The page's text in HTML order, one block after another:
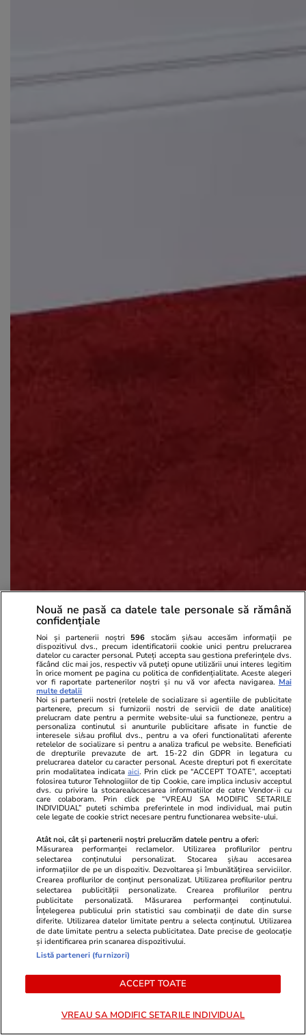
Paris Jackson
Abonați-vă laȘTIRILE
ZILEIpentru a fi la
curent cu cele mai noi
informații.
ABONEAZĂ-TE
cât se mai ferește să propună un premier: „Dacă
Nouă ne pasă ca datele tale personale să rămână
confidențiale
Noi și partenerii noștri 596 stocăm și/sau accesăm informații pe
dispozitivul dvs., precum identificatorii cookie unici pentru prelucrarea
datelor cu caracter personal. Puteți accepta sau gestiona preferințele dvs.
făcând clic mai jos, respectiv vă puteți opune utilizării unui interes legitim
în orice moment pe pagina cu politica de confidențialitate. Aceste alegeri
vor fi raportate partenerilor noștri și nu vă vor afecta navigarea. Mai
multe detalii
Noi si partenerii nostri (retelele de socializare si agentiile de publicitate
partenere, precum si furnizorii nostri de servicii de date analitice)
prelucram date pentru a permite website-ului sa functioneze, pentru a
personaliza continutul si anunturile publicitare afisate in functie de
interesele si/sau profilul dvs., pentru a va oferi functionalitati aferente
retelelor de socializare si pentru a analiza traficul pe website. Beneficiati
de drepturile prevazute de art. 15-22 din GDPR in legatura cu
prelucrarea datelor cu caracter personal. Aceste drepturi pot fi exercitate
prin modalitatea indicataaici. Prin click pe “ACCEPT TOATE”, acceptati
folosirea tuturor Tehnologiilor de tip Cookie, care implica inclusiv acceptul
dvs. cu privire la stocarea/accesarea informatiilor de catre Vendor-ii cu
care colaboram. Prin click pe “VREAU SA MODIFIC SETARILE
INDIVIDUAL” puteti schimba preferintele in mod individual, mai putin
cele legate de cookie strict necesare pentru functionarea website-ului.
Atât noi, cât și partenerii noștri prelucrăm datele pentru a oferi:
Măsurarea performanței reclamelor. Utilizarea profilurilor pentru
selectarea conținutului personalizat. Stocarea și/sau accesarea
informațiilor de pe un dispozitiv. Dezvoltarea și îmbunătățirea serviciilor.
Crearea profilurilor de conținut personalizat. Utilizarea profilurilor pentru
selectarea publicității personalizate. Crearea profilurilor pentru
publicitate personalizată. Măsurarea performanței conținutului.
Înțelegerea publicului prin statistici sau combinații de date din surse
diferite. Utilizarea datelor limitate pentru a selecta conținutul. Utilizarea
de date limitate pentru a selecta publicitatea. Date precise de geolocație
și identificarea prin scanarea dispozitivului.
Listă parteneri (furnizori)
ACCEPT TOATE
VREAU SA MODIFIC SETARILE INDIVIDUAL